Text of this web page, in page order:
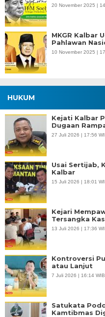
20 November 2025 |
MKGR Kalbar
Pahlawan
10 November 2025 |
HUKUM
Kejati Kalbar
Dugaan
27 Juli 2026 | 17:56
Usai Sertijab,
Kalbar
15 Juli 2026 | 18:01
Kejari
Tersangka
13 Juli 2026 | 17:36
Kontroversi
atau Lanjut
7 Juli 2026 | 16:14 WIB
Satukata
Kamtibmas